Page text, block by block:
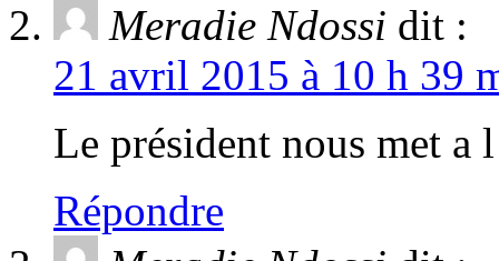
Meradie Ndossi dit :
21 avril 2015 à 10 h 39
Le président nous met
Répondre